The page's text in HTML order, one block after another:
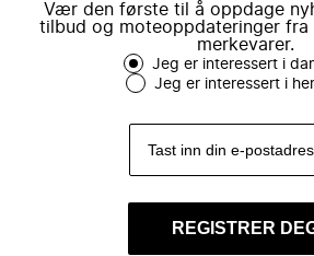
Vær den første til å oppdage
tilbud og moteoppdateringer fra
merkevarer.
Jeg er interessert i
Jeg er interessert i
REGISTRER